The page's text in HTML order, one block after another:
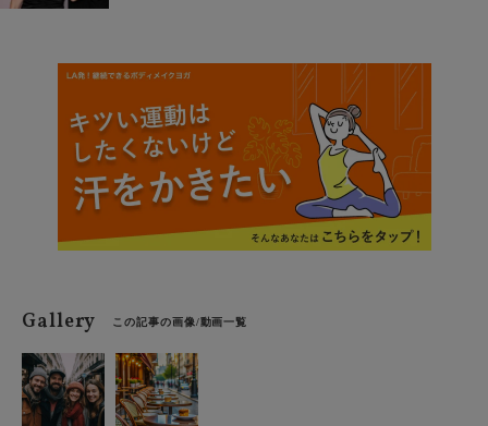
のフランス人（イタリア生まれ）女優、フィリピーヌ・
ルロワ＝ボリュー（59歳）だ。間も無く60歳を迎えると
は思えないほど年齢を感じさせない彼女だがその秘訣は
むしろ若さを求めないことだと語っている。
Gallery この記事の画像/動画一覧